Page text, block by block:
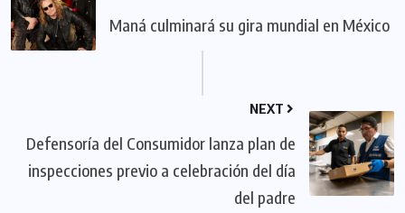
Maná culminará su gira mundial en México
NEXT
Defensoría del Consumidor lanza plan de
inspecciones previo a celebración del día
del padre